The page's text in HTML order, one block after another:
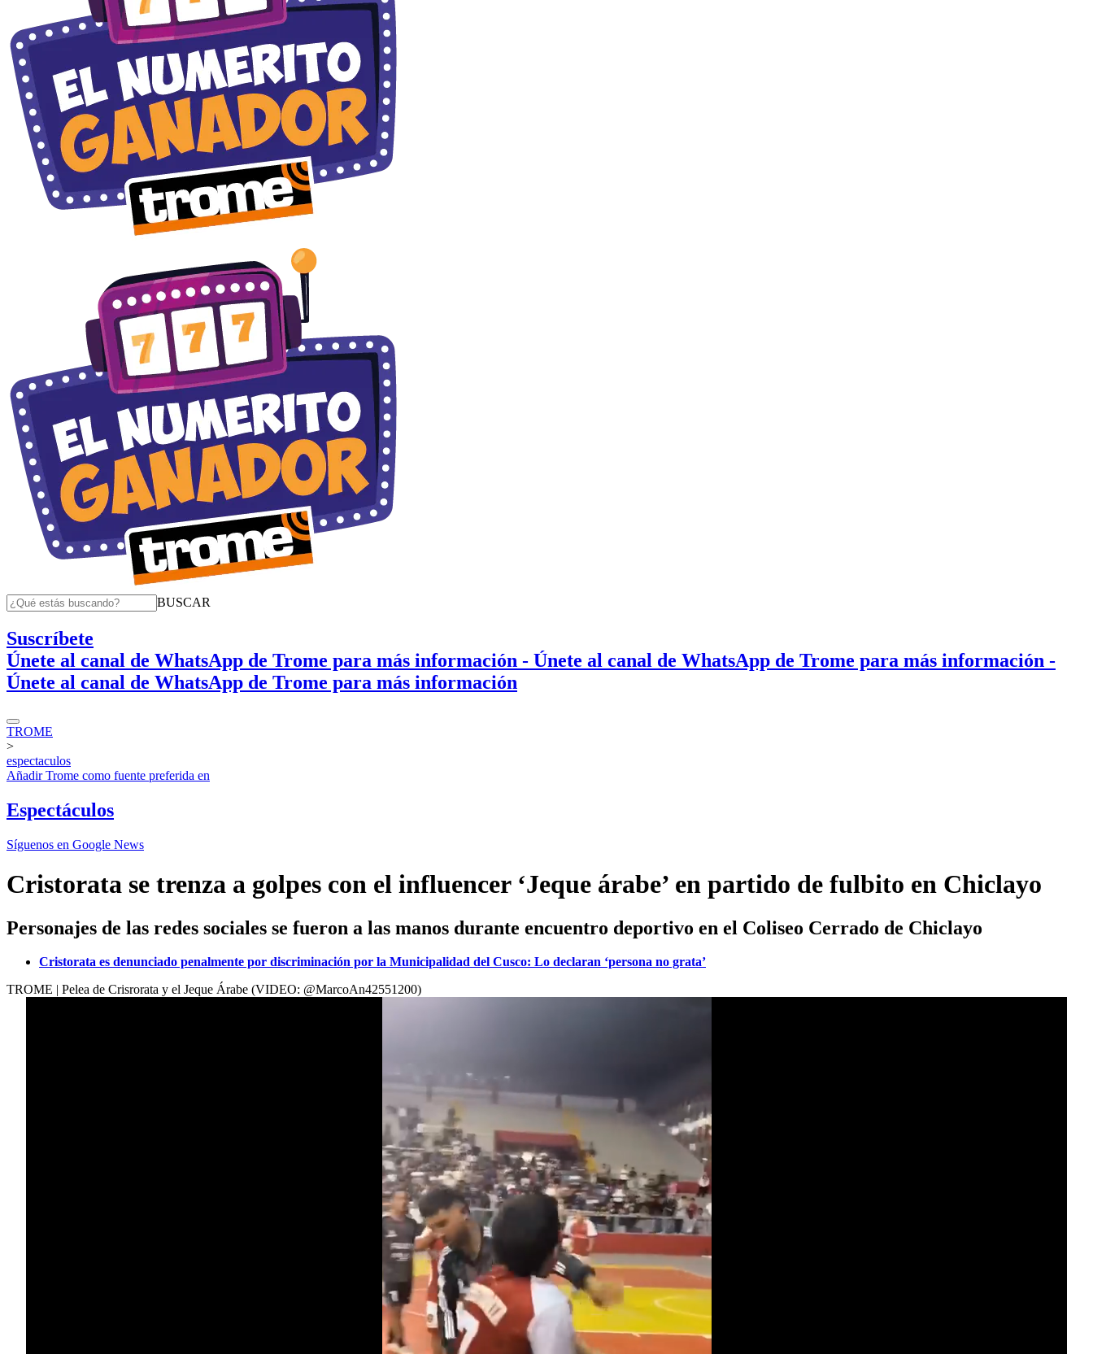
BUSCAR
Suscríbete
Únete al canal de WhatsApp de Trome para más información - Únete al canal de WhatsApp de Trome para más información -
Únete al canal de WhatsApp de Trome para más información
TROME
>
espectaculos
AñadirTrome como fuente preferida en
Espectáculos
Síguenos en Google News
Cristorata se trenza a golpes con el influencer ‘Jeque árabe’ en partido de fulbito en Chiclayo
Personajes de las redes sociales se fueron a las manos durante encuentro deportivo en el Coliseo Cerrado de Chiclayo
Cristorata es denunciado penalmente por discriminación por la Municipalidad del Cusco: Lo declaran ‘persona no grata’
TROME | Pelea de Crisrorata y el Jeque Árabe (VIDEO: @MarcoAn42551200)